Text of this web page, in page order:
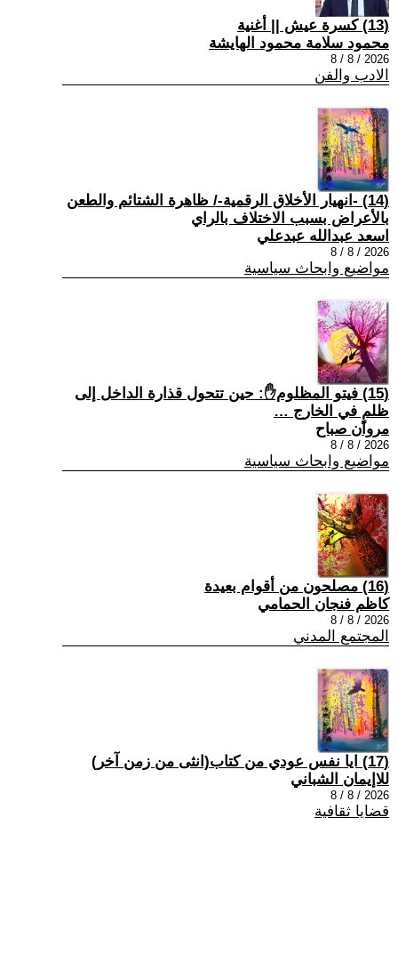
(13) كسرة عيش || أغنية
محمود سلامة محمود الهايشة
2026 / 8 / 8
الادب والفن
(14) -انهيار الأخلاق الرقمية-/ ظاهرة الشتائم والطعن
بالأعراض بسبب الاختلاف بالراي
اسعد عبدالله عبدعلي
2026 / 8 / 8
مواضيع وابحاث سياسية
(15) فيتو المظلوم✋: حين تتحول قذارة الداخل إلى
ظلمٍ في الخارج …
مروان صباح
2026 / 8 / 8
مواضيع وابحاث سياسية
(16) مصلحون من أقوام بعيدة
كاظم فنجان الحمامي
2026 / 8 / 8
المجتمع المدني
(17) ايا نفس عودي من كتاب(انثى من زمن آخر)
للاإيمان الشباني
2026 / 8 / 8
قضايا ثقافية